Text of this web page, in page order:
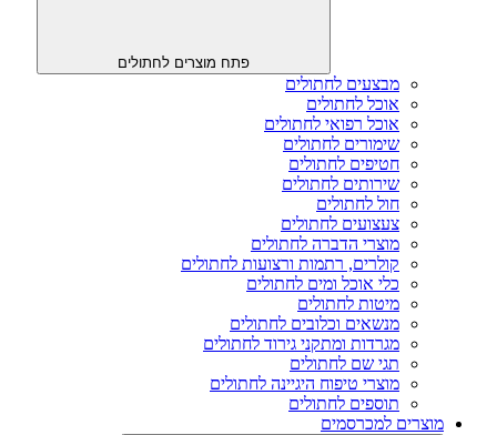
פתח מוצרים לחתולים
מבצעים לחתולים
אוכל לחתולים
אוכל רפואי לחתולים
שימורים לחתולים
חטיפים לחתולים
שירותים לחתולים
חול לחתולים
צעצועים לחתולים
מוצרי הדברה לחתולים
קולרים, רתמות ורצועות לחתולים
כלי אוכל ומים לחתולים
מיטות לחתולים
מנשאים וכלובים לחתולים
מגרדות ומתקני גירוד לחתולים
תגי שם לחתולים
מוצרי טיפוח היגיינה לחתולים
תוספים לחתולים
מוצרים למכרסמים